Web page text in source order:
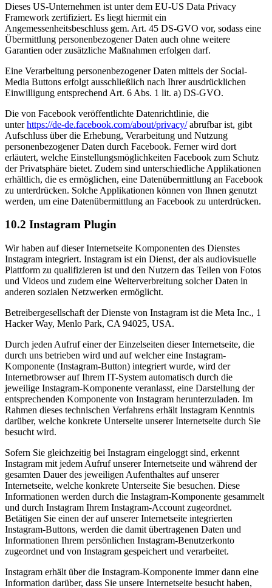
Dieses US-Unternehmen ist unter dem EU-US Data Privacy
Framework zertifiziert. Es liegt hiermit ein
Angemessenheitsbeschluss gem. Art. 45 DS-GVO vor, sodass eine
Übermittlung personenbezogener Daten auch ohne weitere
Garantien oder zusätzliche Maßnahmen erfolgen darf.
Eine Verarbeitung personenbezogener Daten mittels der Social-
Media Buttons erfolgt ausschließlich nach Ihrer ausdrücklichen
Einwilligung entsprechend Art. 6 Abs. 1 lit. a) DS-GVO.
Die von Facebook veröffentlichte Datenrichtlinie, die
unterhttps://de-de.facebook.com/about/privacy/abrufbar ist, gibt
Aufschluss über die Erhebung, Verarbeitung und Nutzung
personenbezogener Daten durch Facebook. Ferner wird dort
erläutert, welche Einstellungsmöglichkeiten Facebook zum Schutz
der Privatsphäre bietet. Zudem sind unterschiedliche Applikationen
erhältlich, die es ermöglichen, eine Datenübermittlung an Facebook
zu unterdrücken. Solche Applikationen können von Ihnen genutzt
werden, um eine Datenübermittlung an Facebook zu unterdrücken.
10.2 Instagram Plugin
Wir haben auf dieser Internetseite Komponenten des Dienstes
Instagram integriert. Instagram ist ein Dienst, der als audiovisuelle
Plattform zu qualifizieren ist und den Nutzern das Teilen von Fotos
und Videos und zudem eine Weiterverbreitung solcher Daten in
anderen sozialen Netzwerken ermöglicht.
Betreibergesellschaft der Dienste von Instagram ist die Meta Inc., 1
Hacker Way, Menlo Park, CA 94025, USA.
Durch jeden Aufruf einer der Einzelseiten dieser Internetseite, die
durch uns betrieben wird und auf welcher eine Instagram-
Komponente (Instagram-Button) integriert wurde, wird der
Internetbrowser auf Ihrem IT-System automatisch durch die
jeweilige Instagram-Komponente veranlasst, eine Darstellung der
entsprechenden Komponente von Instagram herunterzuladen. Im
Rahmen dieses technischen Verfahrens erhält Instagram Kenntnis
darüber, welche konkrete Unterseite unserer Internetseite durch Sie
besucht wird.
Sofern Sie gleichzeitig bei Instagram eingeloggt sind, erkennt
Instagram mit jedem Aufruf unserer Internetseite und während der
gesamten Dauer des jeweiligen Aufenthaltes auf unserer
Internetseite, welche konkrete Unterseite Sie besuchen. Diese
Informationen werden durch die Instagram-Komponente gesammelt
und durch Instagram Ihrem Instagram-Account zugeordnet.
Betätigen Sie einen der auf unserer Internetseite integrierten
Instagram-Buttons, werden die damit übertragenen Daten und
Informationen Ihrem persönlichen Instagram-Benutzerkonto
zugeordnet und von Instagram gespeichert und verarbeitet.
Instagram erhält über die Instagram-Komponente immer dann eine
Information darüber, dass Sie unsere Internetseite besucht haben,